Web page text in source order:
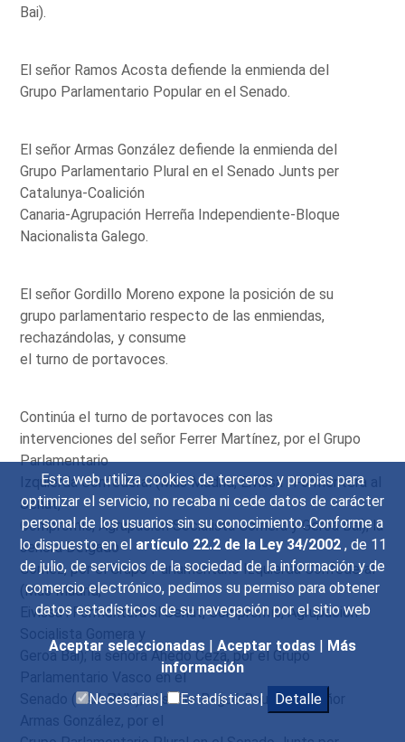
Esta web utiliza cookies de terceros y propias para
optimizar el servicio, no recaba ni cede datos de carácter
personal de los usuarios sin su conocimiento. Conforme a
lo dispuesto en el artículo 22.2 de la Ley 34/2002 , de 11
de julio, de servicios de la sociedad de la información y de
comercio electrónico, pedimos su permiso para obtener
datos estadísticos de su navegación por el sitio web
Aceptar seleccionadas | Aceptar todas | Más
información
Necesarias|
Estadísticas| Detalle
Bai).
El señor Ramos Acosta defiende la enmienda del
Grupo Parlamentario Popular en el Senado.
El señor Armas González defiende la enmienda del
Grupo Parlamentario Plural en el Senado Junts per
Catalunya-Coalición
Canaria-Agrupación Herreña Independiente-Bloque
Nacionalista Galego.
El señor Gordillo Moreno expone la posición de su
grupo parlamentario respecto de las enmiendas,
rechazándolas, y consume
el turno de portavoces.
Continúa el turno de portavoces con las
intervenciones del señor Ferrer Martínez, por el Grupo
Parlamentario
Izquierda Confederal (Más Madrid, Eivissa i Formentera al
Senat,
Compromís, Agrupación Socialista Gomera y Geroa Bai); la
señora Delgado
Gómez, por el Grupo Parlamentario Izquierda Confederal
(Más Madrid,
Eivissa i Formentera al Senat, Compromís, Agrupación
Socialista Gomera y
Geroa Bai); la señora Ahedo Ceza, por el Grupo
Parlamentario Vasco en el
Senado (EAJ-PNV); el señor Bagué Roura y el señor
Armas González, por el